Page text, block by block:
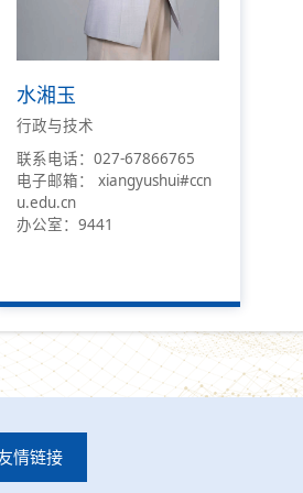
水湘玉
行政与技术
联系电话：027-67866765
电子邮箱： xiangyushui#ccn
u.edu.cn
办公室：9441
情链接